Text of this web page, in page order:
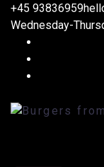
+45 93836959
Wednesday-
Burgers from
Catering til festival: